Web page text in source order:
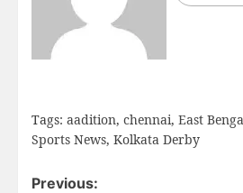
Tags: aadition, chennai, East
Sports News, Kolkata Derby
Previous: